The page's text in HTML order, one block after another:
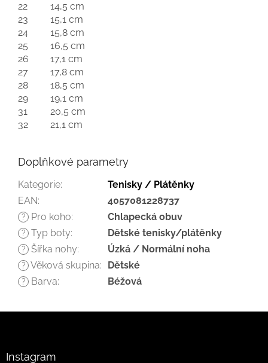
22
14,5 cm
23
15,1 cm
24
15,8 cm
25
16,5 cm
26
17,1 cm
27
17,8 cm
28
18,5 cm
29
19,1 cm
31
20,5 cm
32
21,1 cm
Doplňkové parametry
Kategorie:
Tenisky / Plátěnky
EAN: 4057081228737
? Pro koho: Chlapecká obuv
? Typ boty: Dětské tenisky/plátěnky
? Šířka nohy: Úzká / Normální noha
? Věková skupina: Dětské
? Barva: Béžová
Instagram